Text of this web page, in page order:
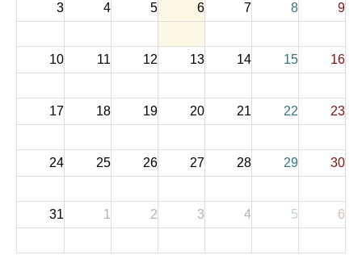
3 4 5 6 7 8 9
10 11 12 13 14 15 16
17 18 19 20 21 22 23
24 25 26 27 28 29 30
31 1 2 3 4 5 6